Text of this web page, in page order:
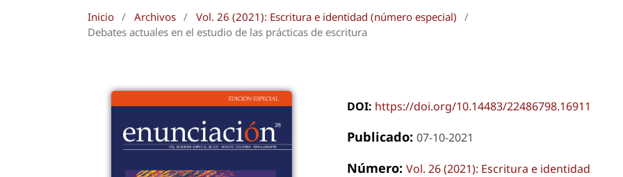
Inicio / Archivos / Vol. 26 (2021): Escritura e identidad (número especial)
/
Debates actuales en el estudio de las prácticas de escritura
DOI: https://doi.org/10.14483/22486798.16911
Publicado: 07-10-2021
Número: Vol. 26 (2021): Escritura e identidad